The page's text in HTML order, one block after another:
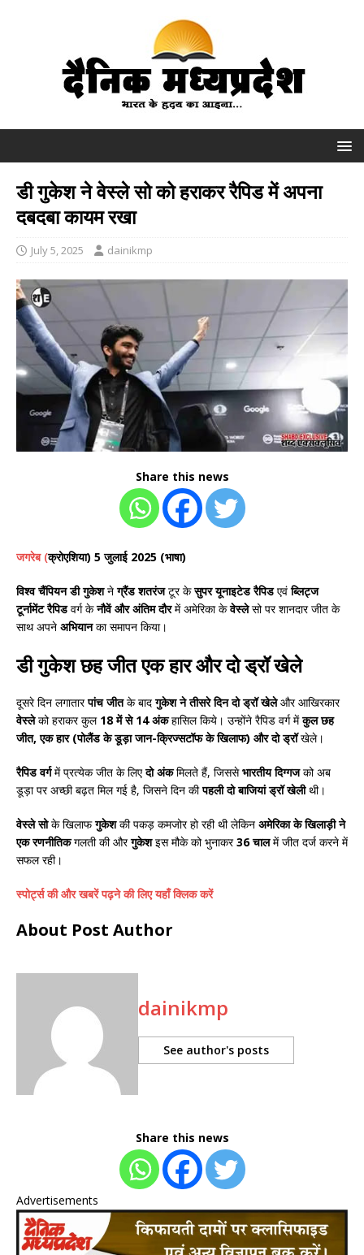
डी गुकेश ने वेस्ले सो को हराकर रैपिड में अपना
दबदबा कायम रखा
July 5, 2025 dainikmp
Share this news
जगरेब (क्रोएशिया) 5 जुलाई 2025 (भाषा)
विश्व चैंपियन डी गुकेशनेग्रैंड शतरंजटूर केसुपर यूनाइटेड रैपिडएवंब्लिट्ज
टूर्नामेंट रैपिडवर्ग केनौवें और अंतिम दौरमें अमेरिका केवेस्लेसो पर शानदार जीत के
साथ अपने अभियानका समापन किया।
डी गुकेश छह जीत एक हार और दो ड्रॉ खेले
दूसरे दिन लगातारपांच जीतके बादगुकेश ने तीसरे दिन दो ड्रॉ खेलेऔर आखिरकार
वेस्लेको हराकर कुल 18 में से 14 अंकहासिल किये। उन्होंने रैपिड वर्ग मेंकुल छह
जीत, एक हार (पोलैंड के डूड़ा जान-क्रिज्सटॉफ के खिलाफ) और दो ड्रॉखेले।
रैपिड वर्गमें प्रत्येक जीत के लिएदो अंकमिलते हैं, जिससेभारतीय दिग्गजको अब
डूड़ा पर अच्छी बढ़त मिल गई है, जिसने दिन कीपहली दो बाजियां ड्रॉ खेलीथी।
वेस्ले सोके खिलाफगुकेशकी पकड़ कमजोर हो रही थी लेकिन अमेरिका के खिलाड़ी ने
एक रणनीतिकगलती की औरगुकेशइस मौके को भुनाकर36 चालमें जीत दर्ज करने में
सफल रही।
स्पोर्ट्स की और खबरें पढ़ने की लिए यहाँ क्लिक करें
About Post Author
dainikmp
See author's posts
Share this news
Advertisements